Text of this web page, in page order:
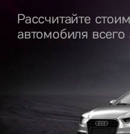
Рассчитайте
автомобиля